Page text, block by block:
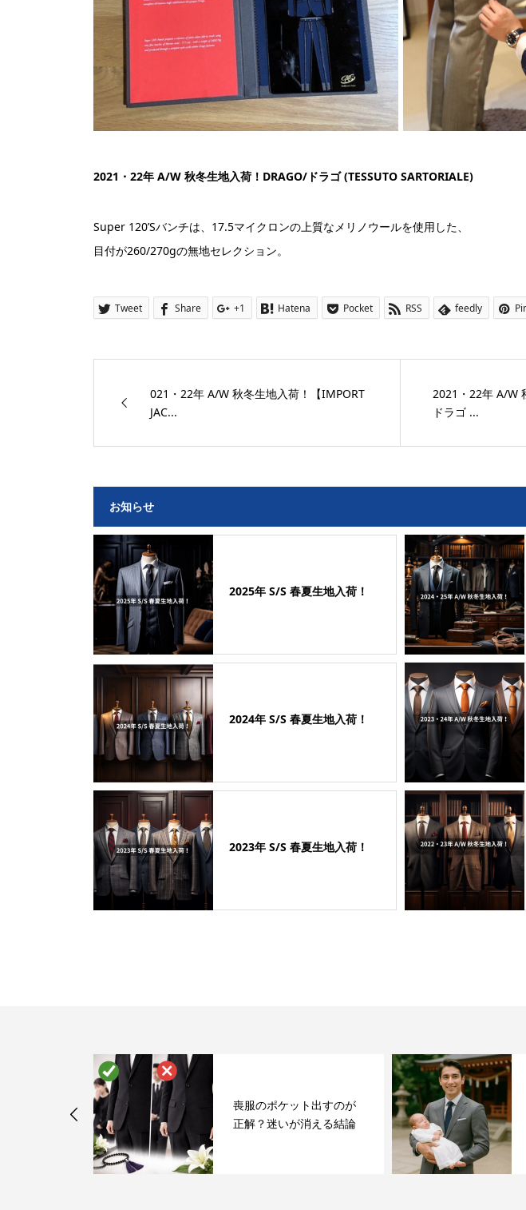
2021・22年 A/W 秋冬生地入荷！DRAGO/ドラゴ (TESSUTO SARTORIALE)
Super 120’Sバンチは、17.5マイクロンの上質なメリノウールを使用した、
目付が260/270gの無地セレクション。
Tweet Share +1 Hatena Pocket RSS feedly
021・22年 A/W 秋冬生地入荷！【IMPORT
JAC...
2021・22年 A/W
ドラゴ ...
お知らせ
2025年 S/S 春夏生地入荷！
2024年 S/S 春夏生地入荷！
2023年 S/S 春夏生地入荷！
喪服のポケット出すのが
正解？迷いが消える結論